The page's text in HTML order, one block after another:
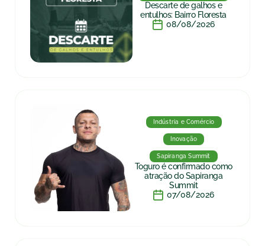
Descarte de galhos e
entulhos: Bairro Floresta
08/08/2026
Indústria e Comércio
Inovação
Sapiranga Summit
Toguro é confirmado como
atração do Sapiranga
Summit
07/08/2026